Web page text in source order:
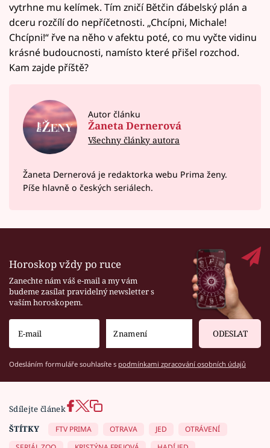
vytrhne mu kelímek. Tím zničí Bětčin ďábelský plán a
dceru rozčílí do nepříčetnosti. „Chcípni, Michale!
Chcípni!“ řve na něho v afektu poté, co mu vyčte vidinu
krásné budoucnosti, namísto které přišel rozchod.
Kam zajde příště?
Autor článku
Žaneta Dernerová
Všechny články autora
Žaneta Dernerová je redaktorka webu Prima ženy.
Píše hlavně o českých seriálech.
Horoskop vždy po ruce
Zanechte nám váš e-mail a my vám
budeme zasílat pravidelný newsletter s
vaším horoskopem.
ODESLAT
Odesláním formuláře souhlasíte s podmínkami zpracování osobních údajů
Sdílejte článek
ŠTÍTKY
FTV PRIMA OTRAVA JED
OTRÁVENÍ